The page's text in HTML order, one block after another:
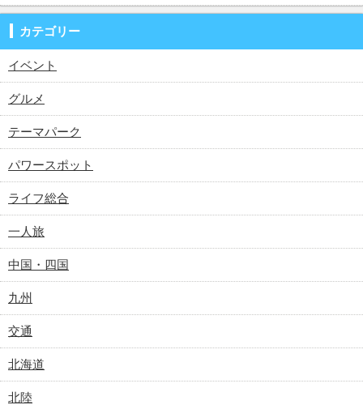
カテゴリー
イベント
グルメ
テーマパーク
パワースポット
ライフ総合
一人旅
中国・四国
九州
交通
北海道
北陸